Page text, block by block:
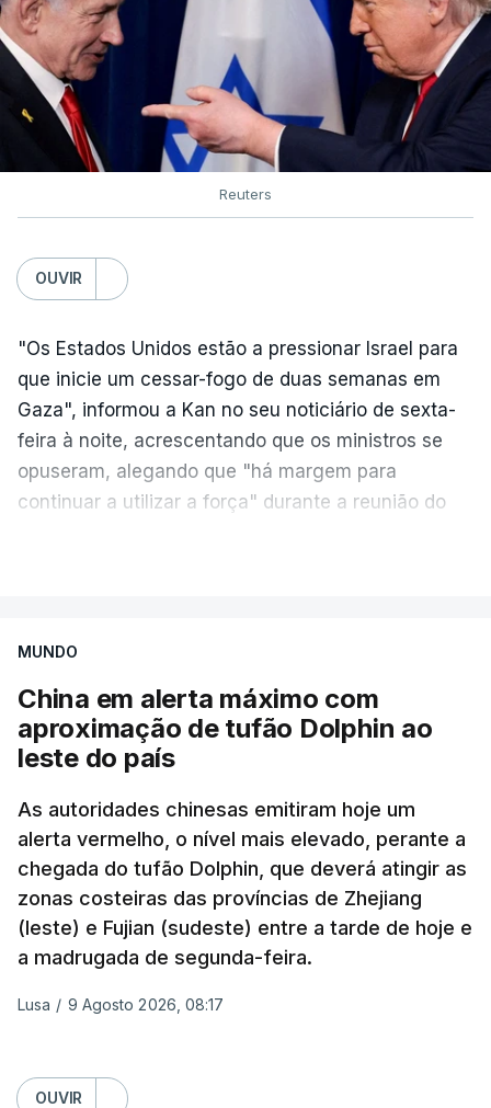
Reuters
OUVIR
"Os Estados Unidos estão a pressionar Israel para
que inicie um cessar-fogo de duas semanas em
Gaza", informou a Kan no seu noticiário de sexta-
feira à noite, acrescentando que os ministros se
opuseram, alegando que "há margem para
continuar a utilizar a força" durante a reunião do
aplicação do plano de desarmamento do Hamas.
Além disso, o correspondente do canal de
televisão israelita i24News, que também teve
acesso às deliberações do Gabinete, recordou na
autorização formal de Israel para a entrada em
Gaza da Força Internacional de Estabilização, um
contingente multinacional proposto no âmbito do
Conselho da Paz promovido por Trump.
Meios de comunicação social israelitas
informaram, após a reunião do Gabinete de
a retoma dos ataques aéreos em Gaza,
MUNDO
China em alerta máximo com
aproximação de tufão Dolphin ao
leste do país
As autoridades chinesas emitiram hoje um
alerta vermelho, o nível mais elevado, perante a
chegada do tufão Dolphin, que deverá atingir as
zonas costeiras das províncias de Zhejiang
(leste) e Fujian (sudeste) entre a tarde de hoje e
a madrugada de segunda-feira.
Lusa / 9 Agosto 2026, 08:17
OUVIR